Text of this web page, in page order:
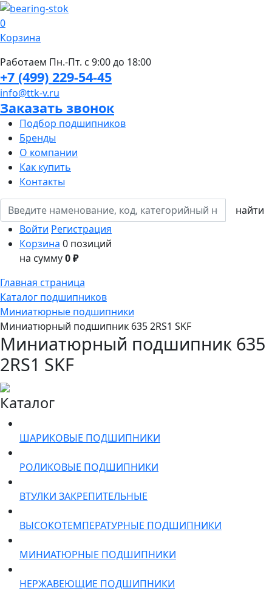
0
Корзина
Работаем Пн.-Пт. с 9:00 до 18:00
+7 (499) 229-54-45
info@ttk-v.ru
Заказать звонок
Подбор подшипников
Бренды
О компании
Как купить
Контакты
Войти Регистрация
Корзина 0 позиций
на сумму0 ₽
Главная страница
Каталог подшипников
Миниатюрные подшипники
Миниатюрный подшипник 635 2RS1 SKF
Миниатюрный подшипник 635
2RS1 SKF
Каталог
ШАРИКОВЫЕ ПОДШИПНИКИ
РОЛИКОВЫЕ ПОДШИПНИКИ
ВТУЛКИ ЗАКРЕПИТЕЛЬНЫЕ
ВЫСОКОТЕМПЕРАТУРНЫЕ ПОДШИПНИКИ
МИНИАТЮРНЫЕ ПОДШИПНИКИ
НЕРЖАВЕЮЩИЕ ПОДШИПНИКИ